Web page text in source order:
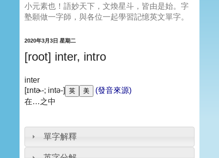
小元素也！語妙天下，文煥星斗，皆由是始。字
塾願做一字師，與各位一起學習記憶英文單字。
2020年3月3日 星期二
[root] inter, intro
inter
[ɪntɚ-; intə-]
(發音來源)
在…之中
單字解釋